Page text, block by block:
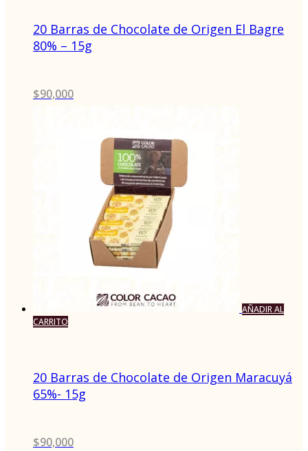
20 Barras de Chocolate de Origen El Bagre
80% – 15g
$90,000
AÑADIR AL
CARRITO
20 Barras de Chocolate de Origen Maracuyá
65%- 15g
$90,000